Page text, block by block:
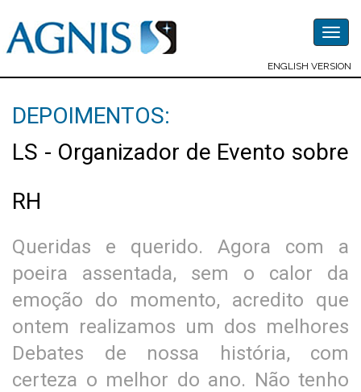
ENGLISH VERSION
DEPOIMENTOS:
LS - Organizador de Evento sobre
RH
Queridas e querido. Agora com a
poeira assentada, sem o calor da
emoção do momento, acredito que
ontem realizamos um dos melhores
Debates de nossa história, com
certeza o melhor do ano. Não tenho